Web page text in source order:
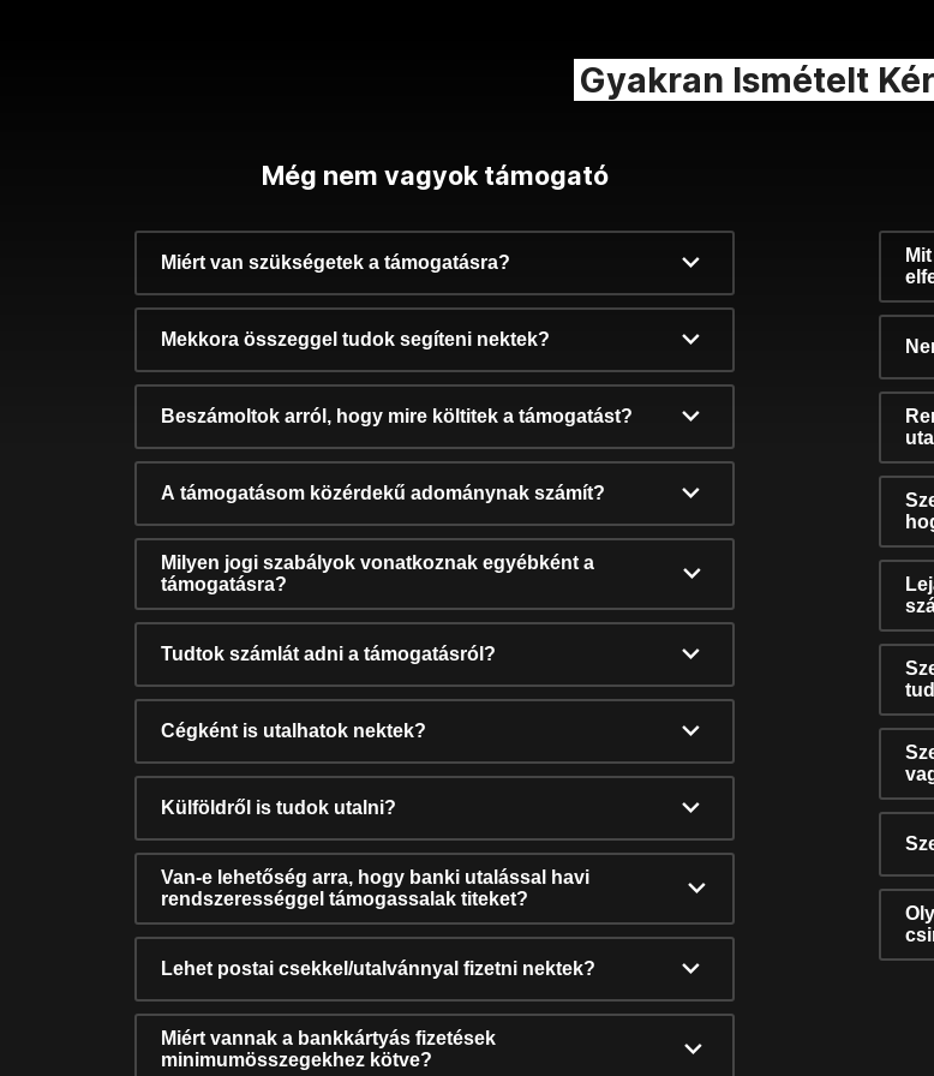
Gyakran Ismételt
Még nem vagyok támogató
Miért van szükségetek a támogatásra?
Mekkora összeggel tudok segíteni nektek?
Beszámoltok arról, hogy mire költitek a támogatást?
A támogatásom közérdekű adománynak számít?
Milyen jogi szabályok vonatkoznak egyébként a
támogatásra?
Tudtok számlát adni a támogatásról?
Cégként is utalhatok nektek?
Külföldről is tudok utalni?
Van-e lehetőség arra, hogy banki utalással havi
rendszerességgel támogassalak titeket?
Lehet postai csekkel/utalvánnyal fizetni nektek?
Miért vannak a bankkártyás fizetések
minimumösszegekhez kötve?